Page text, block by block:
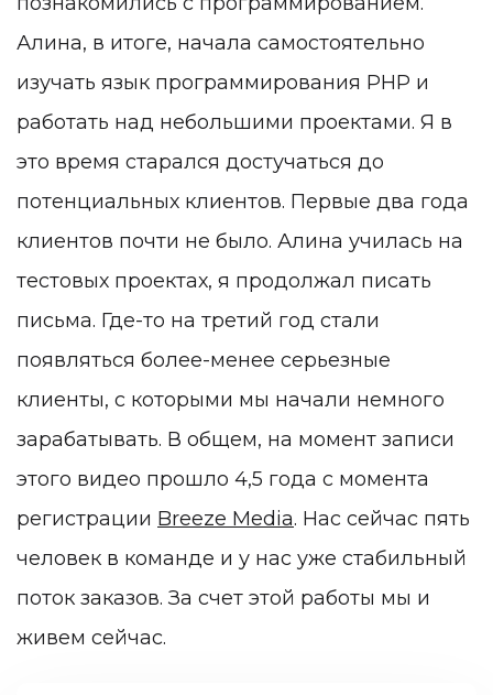
Алина, в итоге, начала самостоятельно
изучать язык программирования PHP и
работать над небольшими проектами. Я в
это время старался достучаться до
потенциальных клиентов. Первые два года
клиентов почти не было. Алина училась на
тестовых проектах, я продолжал писать
письма. Где-то на третий год стали
появляться более-менее серьезные
клиенты, с которыми мы начали немного
зарабатывать. В общем, на момент записи
этого видео прошло 4,5 года с момента
регистрации Breeze Media. Нас сейчас пять
человек в команде и у нас уже стабильный
поток заказов. За счет этой работы мы и
живем сейчас.